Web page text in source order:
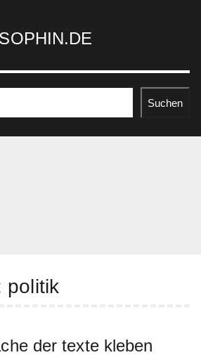
Suchen
politik
der texte kleben